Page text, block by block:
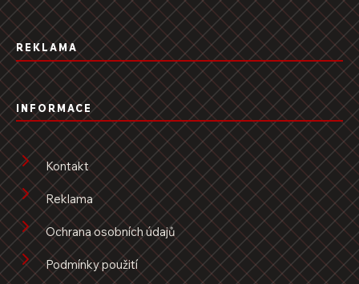
REKLAMA
INFORMACE
Kontakt
Reklama
Ochrana osobních údajů
Podmínky použití